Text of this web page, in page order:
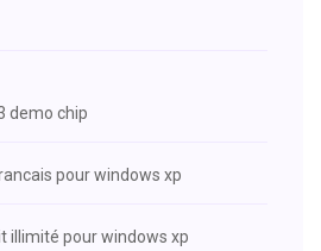
demo chip
pour windows xp
illimité pour windows xp